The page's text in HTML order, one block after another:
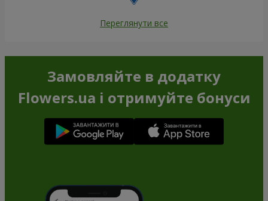
Переглянути все
Замовляйте в додатку
Flowers.ua і отримуйте бонуси